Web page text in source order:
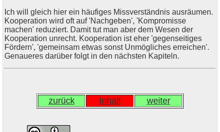
Ich will gleich hier ein häufiges Missverständnis ausräumen.
Kooperation wird oft auf 'Nachgeben', 'Kompromisse
machen' reduziert. Damit tut man aber dem Wesen der
Kooperation unrecht. Kooperation ist eher 'gegenseitiges
Fördern', 'gemeinsam etwas sonst Unmögliches erreichen'.
Genaueres darüber folgt in den nächsten Kapiteln.
zurück Inhalt weiter